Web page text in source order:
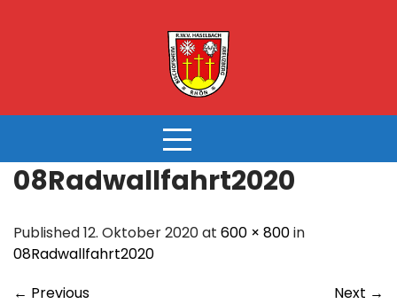
08Radwallfahrt2020
Published 12. Oktober 2020 at 600 × 800in
08Radwallfahrt2020
← Previous Next →